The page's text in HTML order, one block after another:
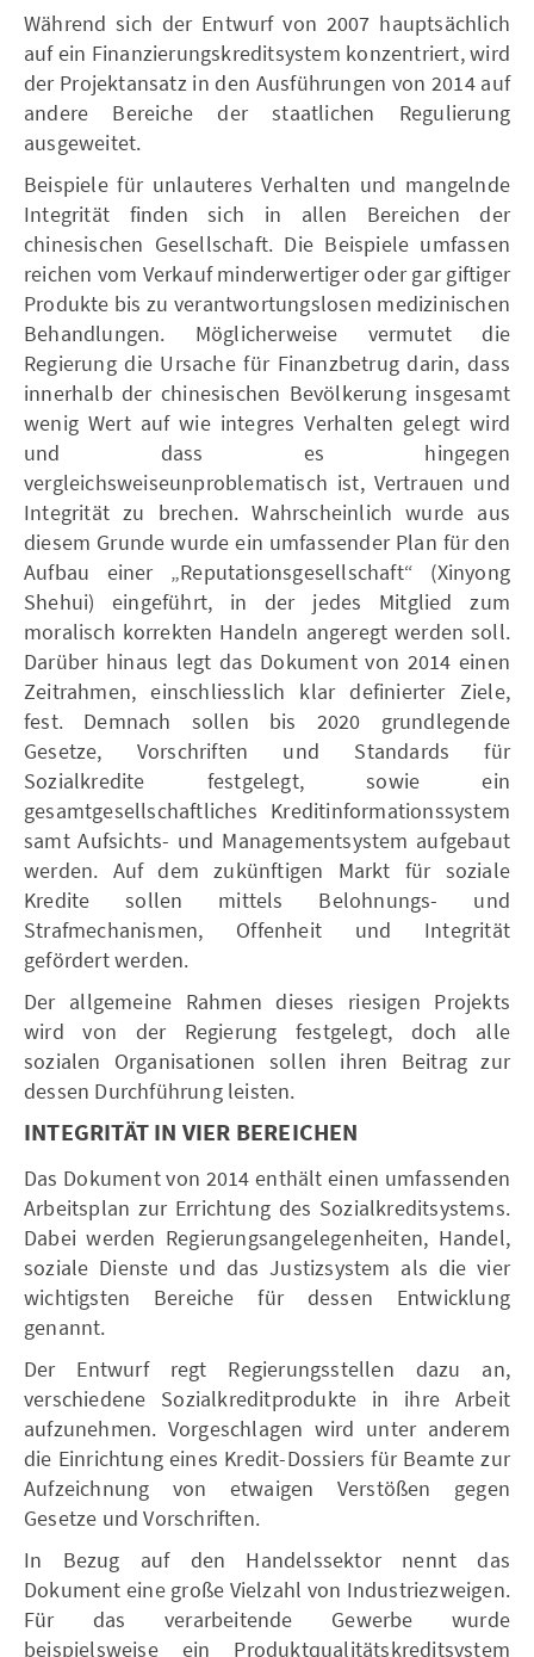
Während sich der Entwurf von 2007 hauptsächlich
auf ein Finanzierungskreditsystem konzentriert, wird
der Projektansatz in den Ausführungen von 2014 auf
andere Bereiche der staatlichen Regulierung
ausgeweitet.
Beispiele für unlauteres Verhalten und mangelnde
Integrität finden sich in allen Bereichen der
chinesischen Gesellschaft. Die Beispiele umfassen
reichen vom Verkauf minderwertiger oder gar giftiger
Produkte bis zu verantwortungslosen medizinischen
Behandlungen. Möglicherweise vermutet die
Regierung die Ursache für Finanzbetrug darin, dass
innerhalb der chinesischen Bevölkerung insgesamt
wenig Wert auf wie integres Verhalten gelegt wird
und dass es hingegen
vergleichsweiseunproblematisch ist, Vertrauen und
Integrität zu brechen. Wahrscheinlich wurde aus
diesem Grunde wurde ein umfassender Plan für den
Aufbau einer „Reputationsgesellschaft“ (Xinyong
Shehui) eingeführt, in der jedes Mitglied zum
moralisch korrekten Handeln angeregt werden soll.
Darüber hinaus legt das Dokument von 2014 einen
Zeitrahmen, einschliesslich klar definierter Ziele,
fest. Demnach sollen bis 2020 grundlegende
Gesetze, Vorschriften und Standards für
Sozialkredite festgelegt, sowie ein
gesamtgesellschaftliches Kreditinformationssystem
samt Aufsichts- und Managementsystem aufgebaut
werden. Auf dem zukünftigen Markt für soziale
Kredite sollen mittels Belohnungs- und
Strafmechanismen, Offenheit und Integrität
gefördert werden.
Der allgemeine Rahmen dieses riesigen Projekts
wird von der Regierung festgelegt, doch alle
sozialen Organisationen sollen ihren Beitrag zur
dessen Durchführung leisten.
INTEGRITÄT IN VIER BEREICHEN
Das Dokument von 2014 enthält einen umfassenden
Arbeitsplan zur Errichtung des Sozialkreditsystems.
Dabei werden Regierungsangelegenheiten, Handel,
soziale Dienste und das Justizsystem als die vier
wichtigsten Bereiche für dessen Entwicklung
genannt.
Der Entwurf regt Regierungsstellen dazu an,
verschiedene Sozialkreditprodukte in ihre Arbeit
aufzunehmen. Vorgeschlagen wird unter anderem
die Einrichtung eines Kredit-Dossiers für Beamte zur
Aufzeichnung von etwaigen Verstößen gegen
Gesetze und Vorschriften.
In Bezug auf den Handelssektor nennt das
Dokument eine große Vielzahl von Industriezweigen.
Für das verarbeitende Gewerbe wurde
beispielsweise ein Produktqualitätskreditsystem